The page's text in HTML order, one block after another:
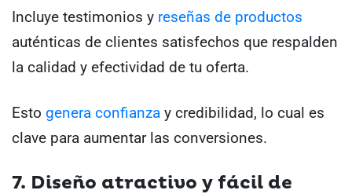
Incluye testimonios y reseñas de productos
auténticas de clientes satisfechos que respalden
la calidad y efectividad de tu oferta.
Esto genera confianza y credibilidad, lo cual es
clave para aumentar las conversiones.
7. Diseño atractivo y fácil de